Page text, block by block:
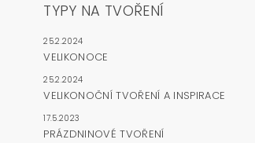
TYPY NA TVOŘENÍ
25.2.2024
VELIKONOCE
25.2.2024
VELIKONOČNÍ TVOŘENÍ A INSPIRACE
17.5.2023
PRÁZDNINOVÉ TVOŘENÍ